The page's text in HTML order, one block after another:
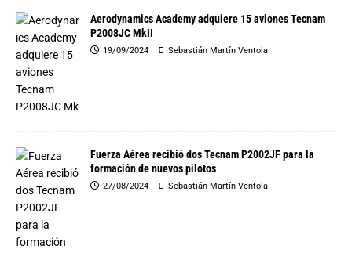
Aerodynamics Academy adquiere 15 aviones Tecnam
P2008JC MkII
19/09/2024 Sebastián Martín Ventola
Fuerza Aérea recibió dos Tecnam P2002JF para la
formación de nuevos pilotos
27/08/2024 Sebastián Martín Ventola